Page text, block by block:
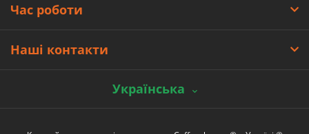
Час роботи
Наші контакти
Українська